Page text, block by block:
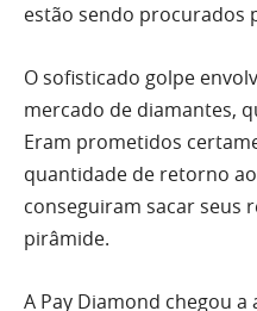
estão sendo procurados
O sofisticado golpe
mercado de diamantes,
Eram prometidos
quantidade de retorno
conseguiram sacar seus
pirâmide.
A Pay Diamond chegou